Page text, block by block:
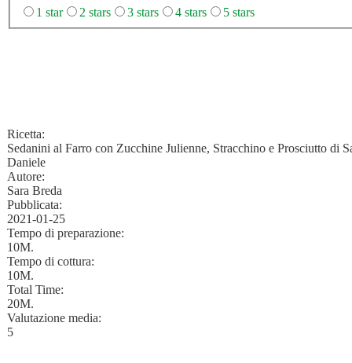
1 star
2 stars 3 stars 4 stars 5 stars
Ricetta:
Sedanini al Farro con Zucchine Julienne, Stracchino e Prosciutto di
Daniele
Autore:
Sara Breda
Pubblicata:
2021-01-25
Tempo di preparazione:
10M.
Tempo di cottura:
10M.
Total Time:
20M.
Valutazione media:
5